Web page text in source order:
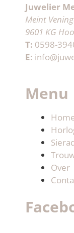
Juwelier
Meint
9601 KG
T: 0598-
E:
Menu
Over